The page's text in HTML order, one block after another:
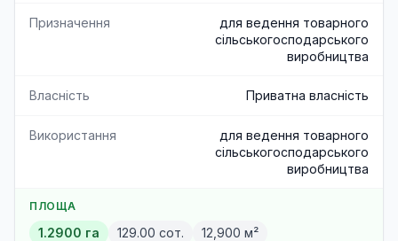
Призначення
для ведення товарного
сільськогосподарського
виробництва
Власність Приватна власність
Використання
для ведення товарного
сільськогосподарського
виробництва
ПЛОЩА
1.2900 га 129.00 сот. 12,900 м²